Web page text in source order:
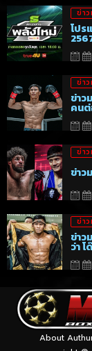
ข่า
โปร
ข่า
ข่าว
คน
ข่า
ข่าว
ข่า
ข่าว
ว่า
About